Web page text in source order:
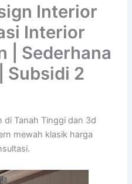
Interior
Interior
| Sederhana
Subsidi 2
di Tanah Tinggi dan 3d
mewah klasik harga